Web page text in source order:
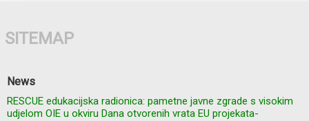
SITEMAP
News
RESCUE edukacijska radionica: pametne javne zgrade s visokim
udjelom OIE u okviru Dana otvorenih vrata EU projekata-